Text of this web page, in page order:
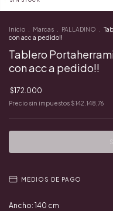
Inicio Marcas PALLADINO
con acc a pedido!!
Tablero
con acc a pedido!!
$172.000
Precio sin impuestos $142.148,76
MEDIOS DE PAGO
Ancho: 140 cm